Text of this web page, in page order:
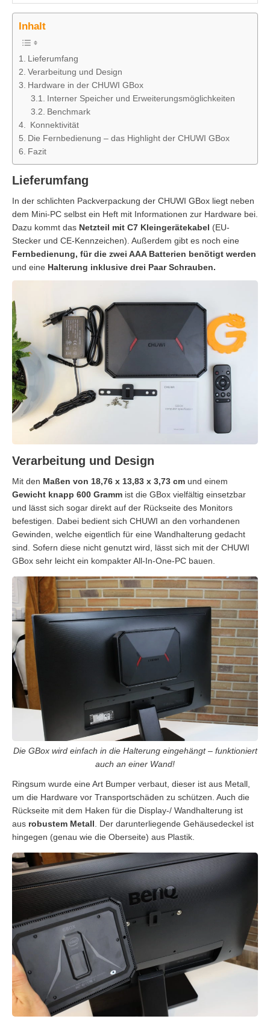
Inhalt
Lieferumfang
Verarbeitung und Design
Hardware in der CHUWI GBox
Interner Speicher und Erweiterungsmöglichkeiten
Benchmark
Konnektivität
Die Fernbedienung – das Highlight der CHUWI GBox
Fazit
Lieferumfang
In der schlichten Packverpackung der CHUWI GBox liegt neben
dem Mini-PC selbst ein Heft mit Informationen zur Hardware bei.
Dazu kommt das Netzteil mit C7 Kleingerätekabel (EU-
Stecker und CE-Kennzeichen). Außerdem gibt es noch eine
Fernbedienung, für die zwei AAA Batterien benötigt werden
und eine Halterung inklusive drei Paar Schrauben.
Verarbeitung und Design
Mit den Maßen von 18,76 x 13,83 x 3,73 cm und einem
Gewicht knapp 600 Gramm ist die GBox vielfältig einsetzbar
und lässt sich sogar direkt auf der Rückseite des Monitors
befestigen. Dabei bedient sich CHUWI an den vorhandenen
Gewinden, welche eigentlich für eine Wandhalterung gedacht
sind. Sofern diese nicht genutzt wird, lässt sich mit der CHUWI
GBox sehr leicht ein kompakter All-In-One-PC bauen.
Die GBox wird einfach in die Halterung eingehängt – funktioniert
auch an einer Wand!
Ringsum wurde eine Art Bumper verbaut, dieser ist aus Metall,
um die Hardware vor Transportschäden zu schützen. Auch die
Rückseite mit dem Haken für die Display-/ Wandhalterung ist
aus robustem Metall . Der darunterliegende Gehäusedeckel ist
hingegen (genau wie die Oberseite) aus Plastik.